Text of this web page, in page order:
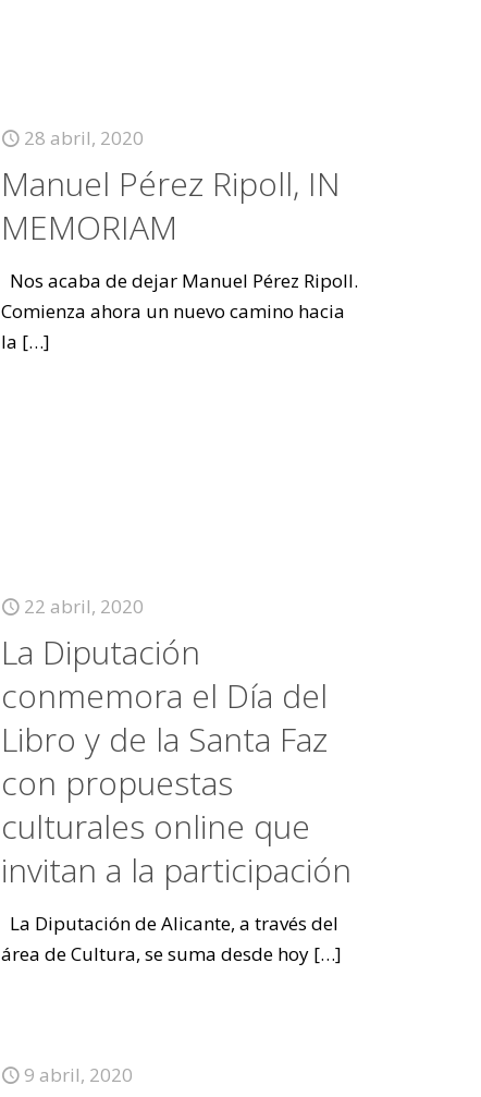
28 abril, 2020
Manuel Pérez Ripoll, IN
MEMORIAM
Nos acaba de dejar Manuel Pérez Ripoll.
Comienza ahora un nuevo camino hacia
la […]
22 abril, 2020
La Diputación
conmemora el Día del
Libro y de la Santa Faz
con propuestas
culturales online que
invitan a la participación
La Diputación de Alicante, a través del
área de Cultura, se suma desde hoy […]
9 abril, 2020